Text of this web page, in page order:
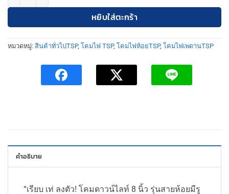
หยิบใส่ตะกร้า
หมวดหมู่: สินค้าทั่วไปTSP, โคมไฟ TSP, โคมไฟห้อยTSP, โคมไฟเพดานTSP
คำอธิบาย
“เรียบ เท่ ลงตัว! โคมดาวน์ไลท์ 8 นิ้ว รุ่นสายห้อยมีรู